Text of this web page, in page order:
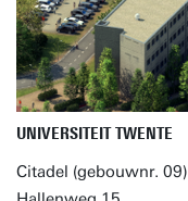
UNIVERSITEIT TWENTE
Citadel (gebouwnr. 09)